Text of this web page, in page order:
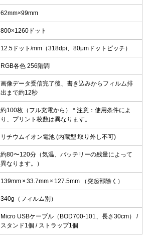
62mm×99mm
800×1260ドット
12.5ドット/mm（318dpi、80μmドットピッチ）
RGB各色 256階調
画像データ受信完了後、書き込みからフィルム排
出まで約12秒
約100枚（フル充電から） * 注意：使用条件によ
り、プリント枚数は異なります。
リチウムイオン電池 (内蔵型:取り外し不可)
約80〜120分（気温、バッテリーの残量によって
異なります。）
139mm × 33.7mm × 127.5mm （突起部除く）
340g（フィルム別）
Micro USBケーブル（BOD700-101、長さ30cm） /
スタンド1個 / ストラップ1個